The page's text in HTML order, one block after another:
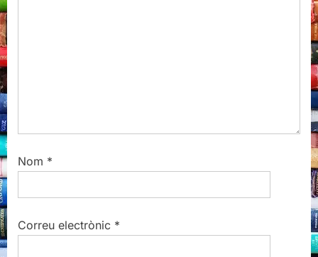
Nom *
Correu electrònic *